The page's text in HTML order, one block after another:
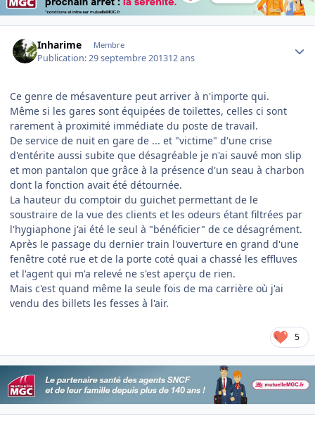
Inharime Membre
Publication:29 septembre 201312 ans
Ce genre de mésaventure peut arriver à n'importe qui.
Même si les gares sont équipées de toilettes, celles ci sont
rarement à proximité immédiate du poste de travail.
De service de nuit en gare de ... et "victime" d'une crise
d'entérite aussi subite que désagréable je n'ai sauvé mon slip
et mon pantalon que grâce à la présence d'un seau à charbon
dont la fonction avait été détournée.
La hauteur du comptoir du guichet permettant de le
soustraire de la vue des clients et les odeurs étant filtrées par
l'hygiaphone j'ai été le seul à "bénéficier" de ce désagrément.
Après le passage du dernier train l'ouverture en grand d'une
fenêtre coté rue et de la porte coté quai a chassé les effluves
et l'agent qui m'a relevé ne s'est aperçu de rien.
Mais c'est quand même la seule fois de ma carrière où j'ai
vendu des billets les fesses à l'air.
5